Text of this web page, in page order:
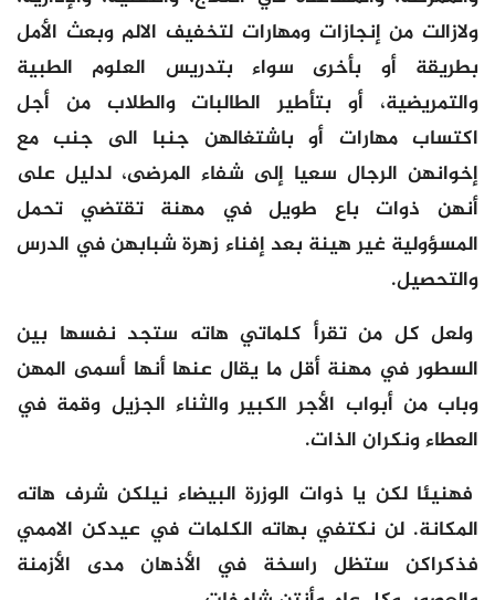
ولازالت من إنجازات ومهارات لتخفيف الالم وبعث الأمل
بطريقة أو بأخرى سواء بتدريس العلوم الطبية
والتمريضية، أو بتأطير الطالبات والطلاب من أجل
اكتساب مهارات أو باشتغالهن جنبا الى جنب مع
إخوانهن الرجال سعيا إلى شفاء المرضى، لدليل على
أنهن ذوات باع طويل في مهنة تقتضي تحمل
المسؤولية غير هينة بعد إفناء زهرة شبابهن في الدرس
والتحصيل.
ولعل كل من تقرأ كلماتي هاته ستجد نفسها بين
السطور في مهنة أقل ما يقال عنها أنها أسمى المهن
وباب من أبواب الأجر الكبير والثناء الجزيل وقمة في
العطاء ونكران الذات.
فهنيئا لكن يا ذوات الوزرة البيضاء نيلكن شرف هاته
المكانة. لن نكتفي بهاته الكلمات في عيدكن الاممي
فذكراكن ستظل راسخة في الأذهان مدى الأزمنة